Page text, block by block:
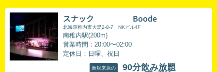
スナック Boode
北海道稚内市大黒2-8-7 NKビル4F
南稚内駅(200m)
営業時間：20:00〜02:00
定休日：日曜、祝日
新規来店の
90分飲み放題